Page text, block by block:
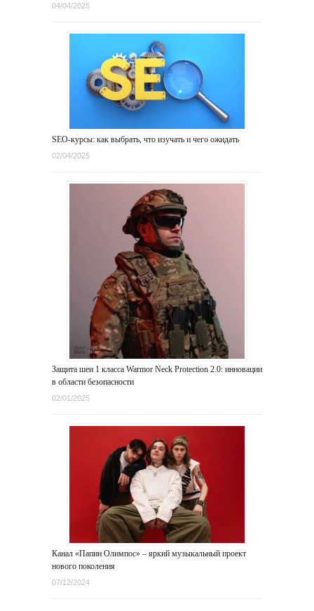
04/04/2025
SEO-курсы: как выбрать, что изучать и чего ожидать
02/04/2025
Защита шеи 1 класса Warmor Neck Protection 2.0: инновации
в области безопасности
02/01/2025
Канал «Папин Олимпос» – яркий музыкальный проект
нового поколения
07/12/2024